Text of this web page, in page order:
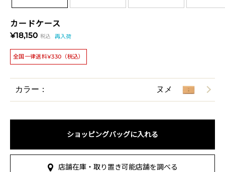
カードケース
¥18,150 税込 再入荷
全国一律送料¥330（税込）
カラー： ヌメ
ショッピングバッグに入れる
店舗在庫・取り置き可能店舗を調べる